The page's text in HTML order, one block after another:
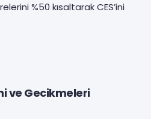
%50 kısaltarak CES’ini
ve Gecikmeleri